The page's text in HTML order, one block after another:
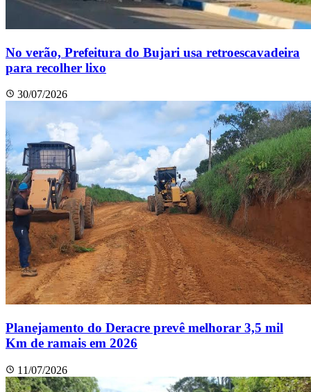
No verão, Prefeitura do Bujari usa retroescavadeira
para recolher lixo
30/07/2026
Planejamento do Deracre prevê melhorar 3,5 mil
Km de ramais em 2026
11/07/2026